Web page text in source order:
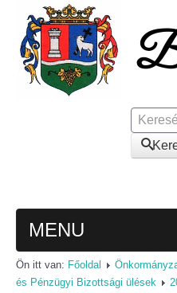
Keresés
MENU
FŐOLDAL
Ön itt van: Főoldal
és Pénzügyi Bizottsági ülések